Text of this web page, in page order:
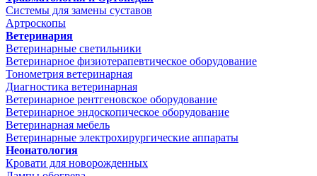
Системы для замены суставов
Артроскопы
Ветеринария
Ветеринарные светильники
Ветеринарное физиотерапевтическое оборудование
Тонометрия ветеринарная
Диагностика ветеринарная
Ветеринарное рентгеновское оборудование
Ветеринарное эндоскопическое оборудование
Ветеринарная мебель
Ветеринарные электрохирургические аппараты
Неонатология
Кровати для новорожденных